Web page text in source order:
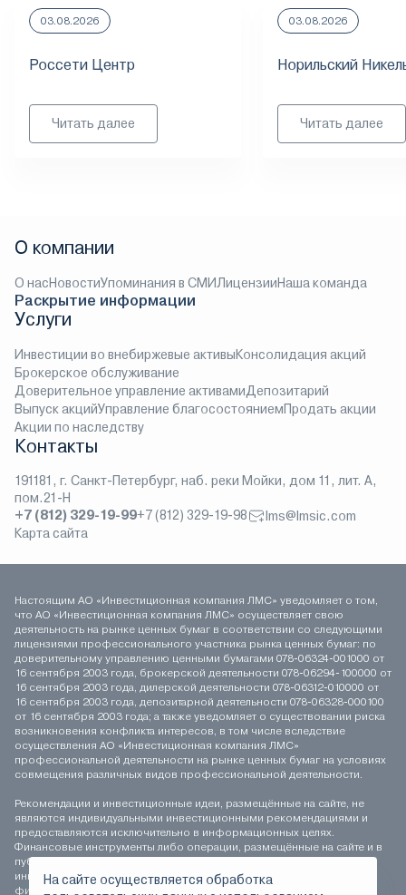
03.08.2026
Россети Центр
Читать далее
03.08.2026
Норильский
Читать далее
О компании
О насНовостиУпоминания в СМИЛицензииНаша команда
Раскрытие информации
Услуги
Инвестиции во внебиржевые активыКонсолидация акций
Брокерское обслуживание
Доверительное управление активамиДепозитарий
Выпуск акцийУправление благосостояниемПродать акции
Акции по наследству
Контакты
191181, г. Санкт-Петербург, наб. реки Мойки, дом 11, лит. А,
пом.21-Н
+7 (812) 329-19-99+7 (812) 329-19-98
lms@lmsic.com
Карта сайта
Настоящим АО «Инвестиционная компания ЛМС» уведомляет о том,
что АО «Инвестиционная компания ЛМС» осуществляет свою
деятельность на рынке ценных бумаг в соответствии со следующими
лицензиями профессионального участника рынка ценных бумаг: по
доверительному управлению ценными бумагами 078-06324-001000 от
16 сентября 2003 года, брокерской деятельности 078-06294-100000 от
16 сентября 2003 года, дилерской деятельности 078-06312-010000 от
16 сентября 2003 года, депозитарной деятельности 078-06328-000100
от 16 сентября 2003 года; а также уведомляет о существовании риска
возникновения конфликта интересов, в том числе вследствие
осуществления АО «Инвестиционная компания ЛМС»
профессиональной деятельности на рынке ценных бумаг на условиях
совмещения различных видов профессиональной деятельности.
Рекомендации и инвестиционные идеи, размещённые на сайте, не
являются индивидуальными инвестиционными рекомендациями и
предоставляются исключительно в информационных целях.
Финансовые инструменты либо операции, размещённые на сайте и в
публикуемых материалах, могут не соответствовать вашему
инвестиционному профилю. Определение соответствия
финансового инструмента либо операции инвестиционным целям,
На сайте осуществляется обработка